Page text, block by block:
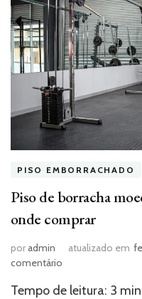
PISO EMBORRACHADO
Piso de borracha
onde comprar
poradmin atualizado em
comentário
de
Tempo de leitura: 3